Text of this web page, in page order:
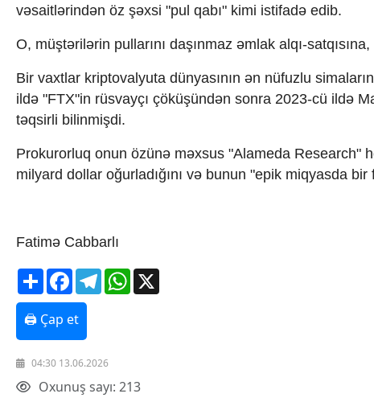
Hadisə
Sağlamlıq
Sosium
Mənəvi dəyərlər
Texnologiya
Mətbuat-150
Əlaqə
Missiyamız
vəsaitlərindən öz şəxsi "pul qabı" kimi istifadə edib.
O, müştərilərin pullarını daşınmaz əmlak alqı-
Bir vaxtlar kriptovalyuta dünyasının ən nüfuzlu
ildə "FTX"in rüsvayçı çöküşündən sonra 2023-cü ildə
təqsirli bilinmişdi.
Prokurorluq onun özünə məxsus "Alameda Research"
milyard dollar oğurladığını və bunun "epik miqyasda bir
Fatimə Cabbarlı
ShareFacebookTelegramWhatsApp
🖨 Çap et
04:30 13.06.2026
Oxunuş sayı: 213